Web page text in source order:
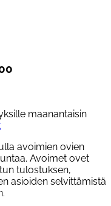
maanantaisin
avoimien ovien
Avoimet ovet
tulostuksen,
asioiden selvittämistä